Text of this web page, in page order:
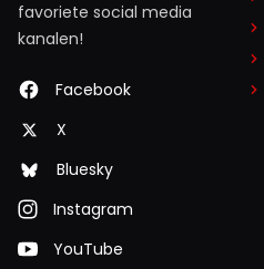
favoriete social media
kanalen!
Facebook
X
Bluesky
Instagram
YouTube